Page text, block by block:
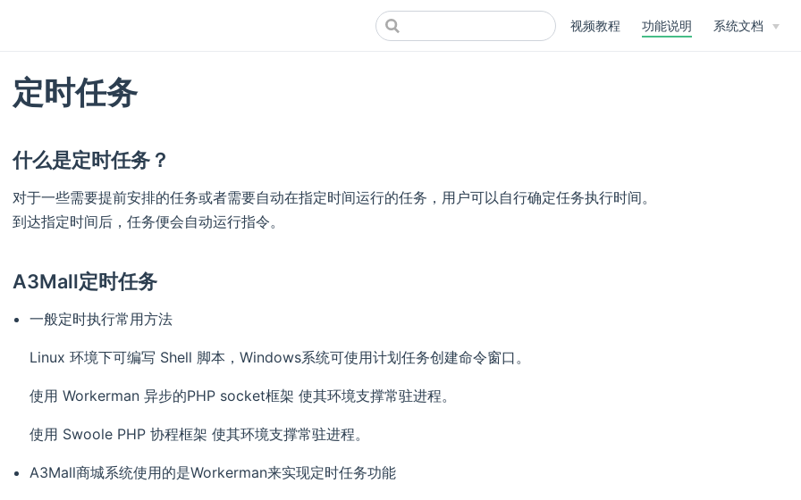
视频教程 功能说明 系统文档
定时任务
什么是定时任务？
对于一些需要提前安排的任务或者需要自动在指定时间运行的任务，用户可以自行确定任务执行时间。
到达指定时间后，任务便会自动运行指令。
A3Mall定时任务
一般定时执行常用方法
Linux 环境下可编写 Shell 脚本，Windows系统可使用计划任务创建命令窗口。
使用 Workerman 异步的PHP socket框架 使其环境支撑常驻进程。
使用 Swoole PHP 协程框架 使其环境支撑常驻进程。
A3Mall商城系统使用的是Workerman来实现定时任务功能